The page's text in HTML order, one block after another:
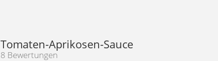
Tomaten-Aprikosen-Sauce
8 Bewertungen